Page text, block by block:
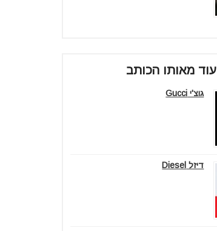
עוד מאותו הכותב
גוצ'י Gucci
דיזל Diesel